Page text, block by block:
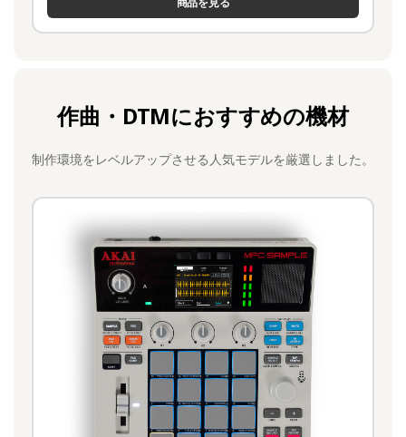
作曲・DTMにおすすめの機材
制作環境をレベルアップさせる人気モデルを厳選しました。